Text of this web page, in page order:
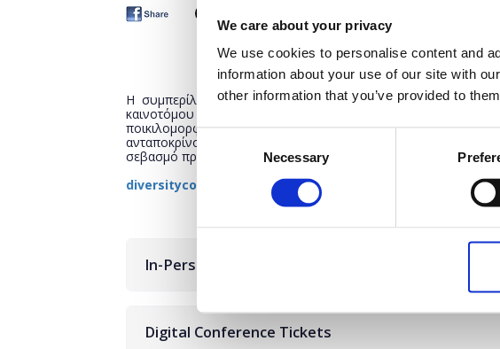
We care about your privacy
We use cookies to personalise content and
information about your use of our site with
other information that you’ve provided to
Consent
Necessary
Η συμπερίληψη και η ενσωμάτωση συνιστούν θεμέλια για
καινοτόμου εργασιακού περιβάλλοντος. Σε μια κοινωνία που
ποικιλομορφία, οι επιχειρήσεις, οι φορείς και οι
ανταποκρίνονται στις σύγχρονες ανάγκες θέτοντας ως
σεβασμό προς τα ανθρώπινα δικαιώματα.
diversityconference.boussiasevents.gr
In-Person Conference Tickets
Digital Conference Tickets